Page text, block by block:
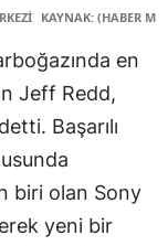
KAYNAK: (HABER
en
Jeff Redd,
Başarılı
biri olan Sony
yeni bir